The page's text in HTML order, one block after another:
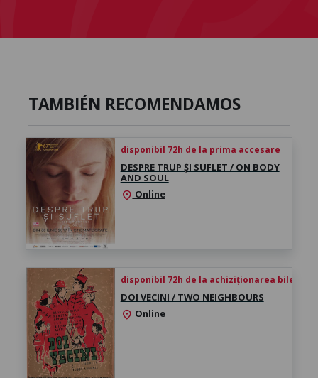
TAMBIÉN RECOMENDAMOS
disponibil 72h de la prima accesare
DESPRE TRUP ȘI SUFLET / ON BODY
AND SOUL
location_on Online
disponibil 72h de la achiziționarea biletului
DOI VECINI / TWO NEIGHBOURS
location_on Online